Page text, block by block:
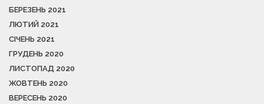
БЕРЕЗЕНЬ 2021
ЛЮТИЙ 2021
СІЧЕНЬ 2021
ГРУДЕНЬ 2020
ЛИСТОПАД 2020
ЖОВТЕНЬ 2020
ВЕРЕСЕНЬ 2020